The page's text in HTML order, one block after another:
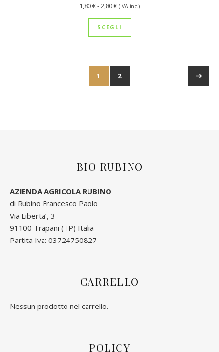
1,80€-2,80€Fascia di prezzo: da 1,80 € a 2,80 €
(IVA inc.)
SCEGLI
Questo prodotto ha più
1 2
BIO RUBINO
AZIENDA AGRICOLA RUBINO
di Rubino Francesco Paolo
Via Liberta’, 3
91100 Trapani (TP) Italia
Partita Iva: 03724750827
CARRELLO
Nessun prodotto nel carrello.
POLICY